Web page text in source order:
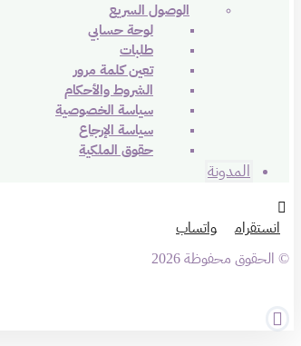
الوصول السريع
لوحة حسابي
طلبات
تعين كلمة مرور
الشروط والأحكام
سياسة الخصوصية
سياسة الإرجاع
حقوق الملكية
المدونة
انستقرام
واتساب
© الحقوق محفوظة 2026